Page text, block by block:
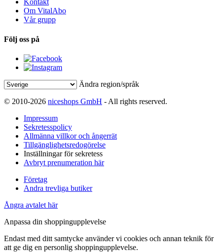
Kontakt
Om VitalAbo
Vår grupp
Följ oss på
Ändra region/språk
© 2010-2026 niceshops GmbH - All rights reserved.
Impressum
Sekretesspolicy
Allmänna villkor och ångerrät
Tillgänglighetsredogörelse
Inställningar för sekretess
Avbryt prenumeration här
Företag
Andra trevliga butiker
Ångra avtalet här
Anpassa din shoppingupplevelse
Endast med ditt samtycke använder vi cookies och annan teknik för
att ge dig en personlig shoppingupplevelse.